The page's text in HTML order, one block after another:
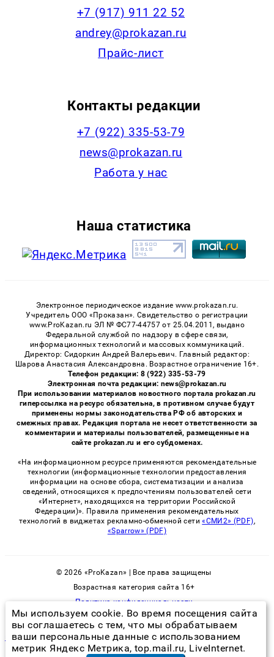
+7 (917) 911 22 52
andrey@prokazan.ru
Прайс-лист
Контакты редакции
+7 (922) 335-53-79
news@prokazan.ru
Работа у нас
Наша статистика
Электронное периодическое издание www.prokazan.ru.
Учредитель ООО «Проказан». Cвидетельство о регистрации
www.ProKazan.ru ЭЛ № ФС77-44757 от 25.04.2011, выдано
Федеральной службой по надзору в сфере связи,
информационных технологий и массовых коммуникаций.
Директор: Сидоркин Андрей Валерьевич. Главный редактор:
Шарова Анастасия Александровна. Возрастное ограничение 16+.
Телефон редакции: 8 (922) 335-53-79
Электронная почта редакции: news@prokazan.ru
При использовании материалов новостного портала prokazan.ru
гиперссылка на ресурс обязательна, в противном случае будут
применены нормы законодательства РФ об авторских и
смежных правах. Редакция портала не несет ответственности за
комментарии и материалы пользователей, размещенные на
сайте prokazan.ru и его субдоменах.
«На информационном ресурсе применяются рекомендательные
технологии (информационные технологии предоставления
информации на основе сбора, систематизации и анализа
сведений, относящихся к предпочтениям пользователей сети
«Интернет», находящихся на территории Российской
Федерации)». Правила применения рекомендательных
технологий в виджетах рекламно-обменной сети«СМИ2» (PDF),
«Sparrow» (PDF)
© 2026 «ProKazan» | Все права защищены
Возрастная категория сайта 16+
Политика конфиденциальности
избавиться от клопов в квартире лобня
Мы используем cookie. Во время посещения сайта
вы соглашаетесь с тем, что мы обрабатываем
ваши персональные данные с использованием
метрик Яндекс Метрика, top.mail.ru, LiveInternet.